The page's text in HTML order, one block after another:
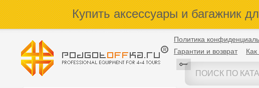
Купить аксессуары и багажник
Политика
Гарантии и возврат
Как